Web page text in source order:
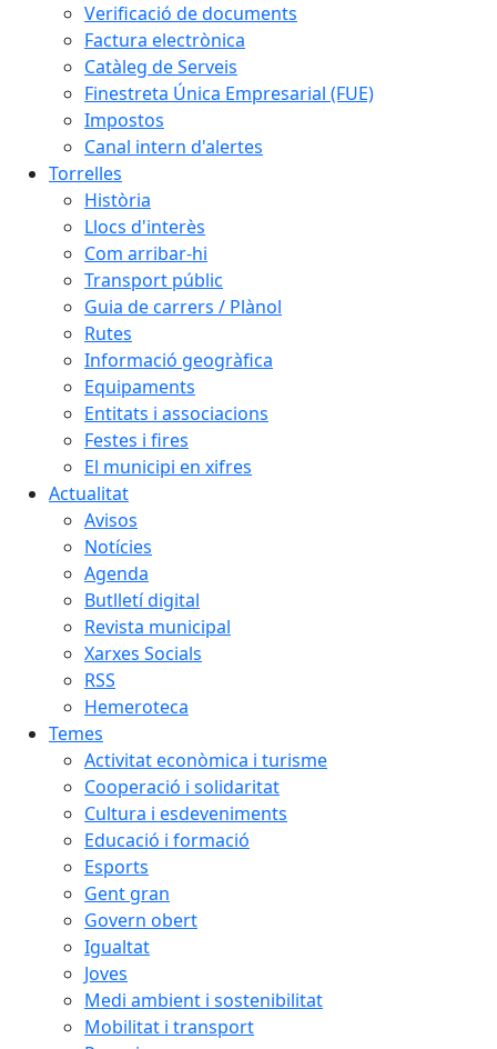
Verificació de documents
Factura electrònica
Catàleg de Serveis
Finestreta Única Empresarial (FUE)
Impostos
Canal intern d'alertes
Torrelles
Història
Llocs d'interès
Com arribar-hi
Transport públic
Guia de carrers / Plànol
Rutes
Informació geogràfica
Equipaments
Entitats i associacions
Festes i fires
El municipi en xifres
Actualitat
Avisos
Notícies
Agenda
Butlletí digital
Revista municipal
Xarxes Socials
RSS
Hemeroteca
Temes
Activitat econòmica i turisme
Cooperació i solidaritat
Cultura i esdeveniments
Educació i formació
Esports
Gent gran
Govern obert
Igualtat
Joves
Medi ambient i sostenibilitat
Mobilitat i transport